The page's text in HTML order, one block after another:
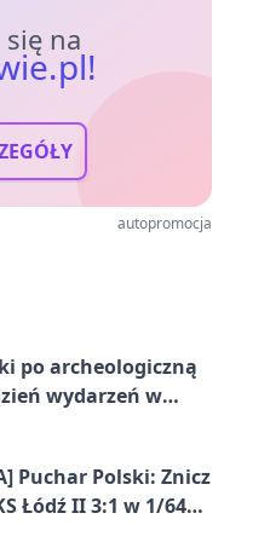
na
autopromocja
po archeologiczną
wydarzeń w
Puchar Polski: Znicz
Łódź II 3:1 w 1/64